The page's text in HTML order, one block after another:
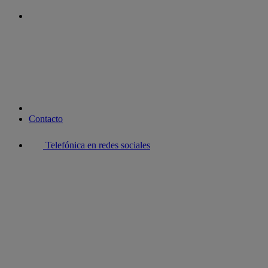
Contacto
Telefónica en redes sociales